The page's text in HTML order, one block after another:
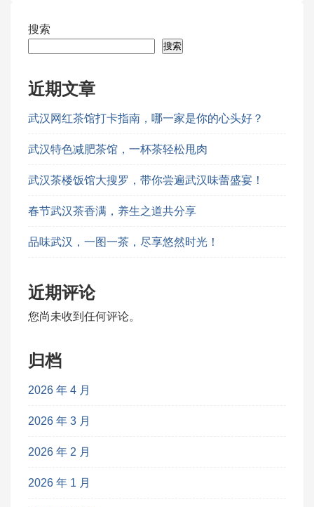
搜索
搜索
近期文章
武汉网红茶馆打卡指南，哪一家是你的心头好？
武汉特色减肥茶馆，一杯茶轻松甩肉
武汉茶楼饭馆大搜罗，带你尝遍武汉味蕾盛宴！
春节武汉茶香满，养生之道共分享
品味武汉，一图一茶，尽享悠然时光！
近期评论
您尚未收到任何评论。
归档
2026 年 4 月
2026 年 3 月
2026 年 2 月
2026 年 1 月